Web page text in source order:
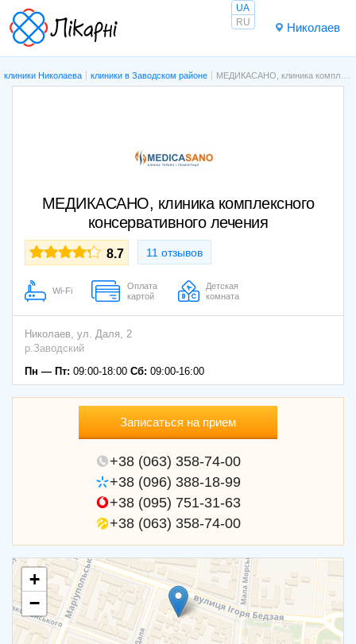
Николаев
UA
RU
клиники Николаева клиники в Заводском районе МЕДИКАСАНО, клиника комплексного консервативного лечения
МЕДИКАСАНО, клиника комплексного
консервативного лечения
8.7 11 отзывов
Wi-Fi
Оплата
картой
Детская
комната
Николаев, ул. Даля, 2
р.Заводский
Пн — Пт: 09:00-18:00 Сб: 09:00-16:00
Записаться на прием
+38 (063) 358-74-00
+38 (096) 388-18-99
+38 (095) 751-31-63
+38 (063) 358-74-00
+
−